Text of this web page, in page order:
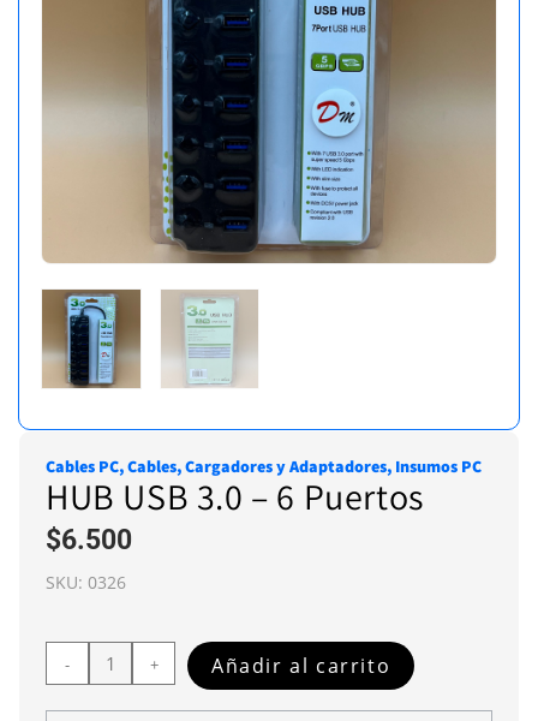
Cables PC,Cables, Cargadores y Adaptadores, Insumos PC
HUB USB 3.0 – 6 Puertos
$6.500
SKU: 0326
- + Añadir al carrito